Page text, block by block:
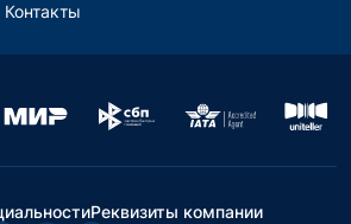
Контакты
Реквизиты компании